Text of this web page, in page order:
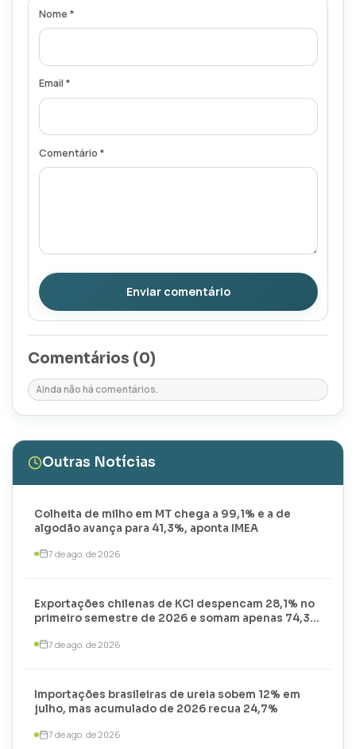
Nome *
Email *
Comentário *
Enviar comentário
Comentários (0)
Ainda não há comentários.
Outras Notícias
Colheita de milho em MT chega a 99,1% e a de
algodão avança para 41,3%, aponta IMEA
7 de ago. de 2026
Exportações chilenas de KCl despencam 28,1% no
primeiro semestre de 2026 e somam apenas 74,3
7 de ago. de 2026
Importações brasileiras de ureia sobem 12% em
julho, mas acumulado de 2026 recua 24,7%
7 de ago. de 2026